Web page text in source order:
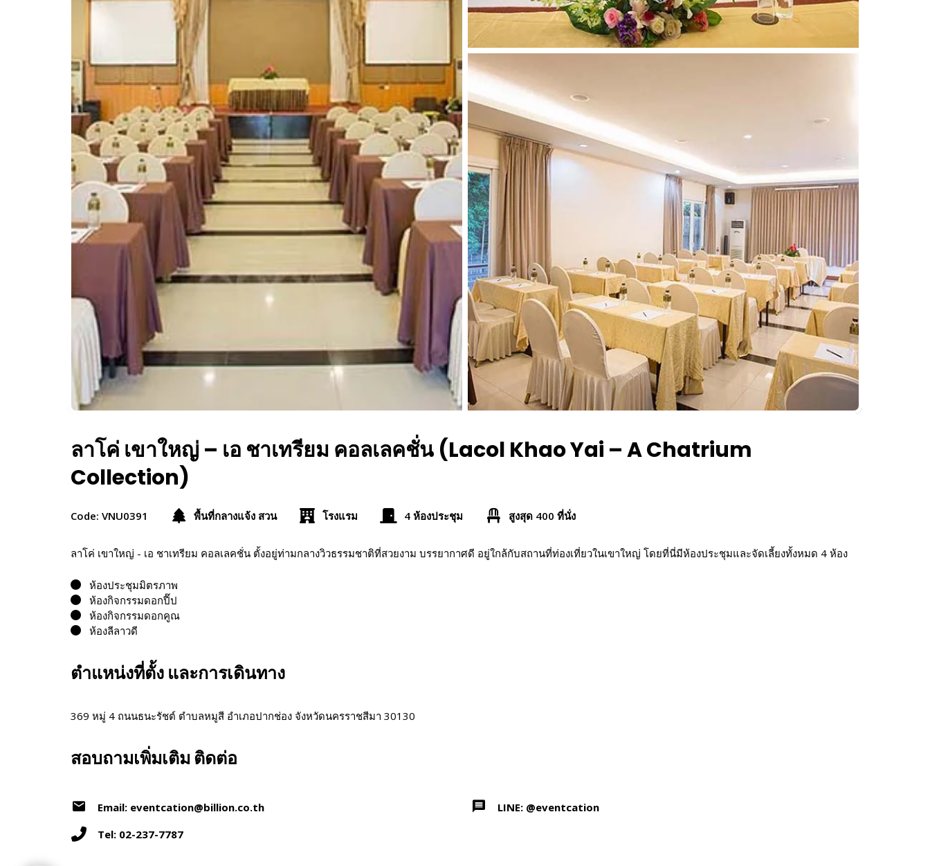
ลาโค่ เขาใหญ่ – เอ ชาเทรียม คอลเลคชั่น (Lacol Khao Yai – A Chatrium
Collection)
Code: VNU0391 พื้นที่กลางแจ้ง สวน โรงแรม 4 ห้องประชุม สูงสุด 400 ที่นั่ง
ลาโค่ เขาใหญ่ - เอ ชาเทรียม คอลเลคชั่น ตั้งอยู่ท่ามกลางวิวธรรมชาติที่สวยงาม บรรยากาศดี อยู่ใกล้กับสถานที่ท่องเที่ยวในเขาใหญ่ โดยที่นี่มีห้องประชุมและจัดเลี้ยงทั้งหมด 4 ห้อง
ห้องประชุมมิตรภาพ
ห้องกิจกรรมดอกปี๊ป
ห้องกิจกรรมดอกคูณ
ห้องลีลาวดี
ตำแหน่งที่ตั้ง และการเดินทาง
369 หมู่ 4 ถนนธนะรัชต์ ตำบลหมูสี อำเภอปากช่อง จังหวัดนครราชสีมา 30130
สอบถามเพิ่มเติม ติดต่อ
Email: eventcation@billion.co.th
LINE: @eventcation
Tel: 02-237-7787